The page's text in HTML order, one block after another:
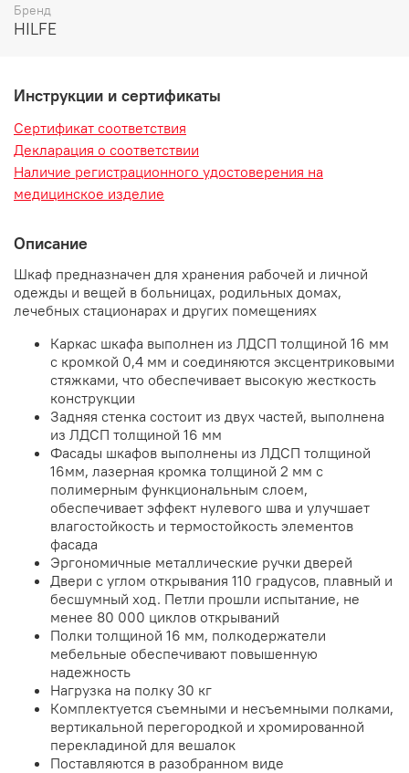
Бренд
HILFE
Инструкции и сертификаты
Сертификат соответствия
Декларация о соответствии
Наличие регистрационного удостоверения на
медицинское изделие
Описание
Шкаф предназначен для хранения рабочей и личной
одежды и вещей в больницах, родильных домах,
лечебных стационарах и других помещениях
Каркас шкафа выполнен из ЛДСП толщиной 16 мм
с кромкой 0,4 мм и соединяются эксцентриковыми
стяжками, что обеспечивает высокую жесткость
конструкции
Задняя стенка состоит из двух частей, выполнена
из ЛДСП толщиной 16 мм
Фасады шкафов выполнены из ЛДСП толщиной
16мм, лазерная кромка толщиной 2 мм с
полимерным функциональным слоем,
обеспечивает эффект нулевого шва и улучшает
влагостойкость и термостойкость элементов
фасада
Эргономичные металлические ручки дверей
Двери с углом открывания 110 градусов, плавный и
бесшумный ход. Петли прошли испытание, не
менее 80 000 циклов открываний
Полки толщиной 16 мм, полкодержатели
мебельные обеспечивают повышенную
надежность
Нагрузка на полку 30 кг
Комплектуется съемными и несъемными полками,
вертикальной перегородкой и хромированной
перекладиной для вешалок
Поставляются в разобранном виде